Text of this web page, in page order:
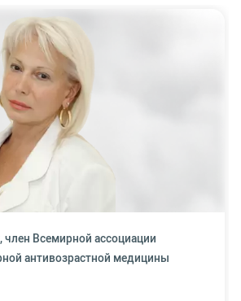
член Всемирной ассоциации
антивозрастной медицины